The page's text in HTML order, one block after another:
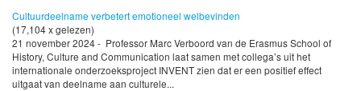
Cultuurdeelname verbetert emotioneel welbevinden
(17,104 x gelezen)
21 november 2024 - Professor Marc Verboord van de Erasmus School of
History, Culture and Communication laat samen met collega’s uit het
internationale onderzoeksproject INVENT zien dat er een positief effect
uitgaat van deelname aan culturele...